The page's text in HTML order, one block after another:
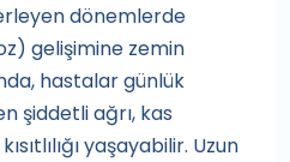
dönemlerde
gelişimine zemin
hastalar günlük
şiddetli ağrı, kas
yaşayabilir. Uzun